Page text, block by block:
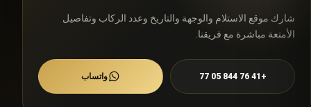
شارك موقع الاستلام والوجهة والتاريخ وعدد الركاب وتفاصيل
الأمتعة مباشرة مع فريقنا.
+41 76 844 05 77 واتساب